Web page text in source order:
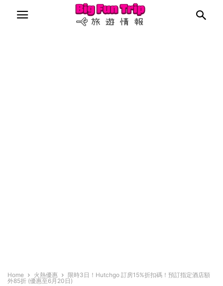
Home 火熱優惠
限時3日！Hutchgo 訂房15%折扣碼！預訂指定酒店額
外85折 (優惠至6月20日)